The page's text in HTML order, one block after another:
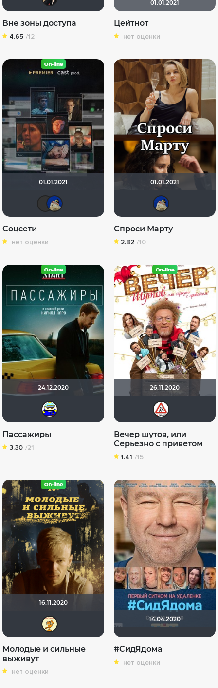
Вне зоны доступа
4.65 /12
01.01.2021
Цейтнот
нет оценки
01.01.2021
Соцсети
нет оценки
01.01.2021
Спроси Марту
2.82 /10
24.12.2020
Пассажиры
3.30 /21
26.11.2020
Вечер шутов, или
Серьезно с приветом
1.41 /15
16.11.2020
Молодые и сильные
выживут
нет оценки
14.04.2020
#СидЯдома
нет оценки